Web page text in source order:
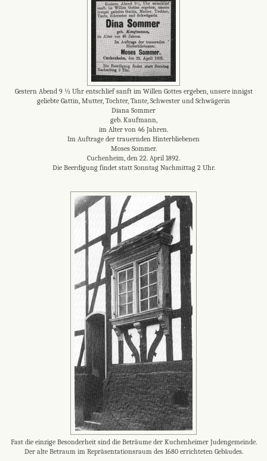
Gestern Abend 9 ½ Uhr entschlief sanft im Willen Gottes ergeben, unsere innigst
geliebte Gattin, Mutter, Tochter, Tante, Schwester und Schwägerin
Diana Sommer
geb. Kaufmann,
im Alter von 46 Jahren.
Im Auftrage der trauernden Hinterbliebenen
Moses Sommer.
Cuchenheim, den 22. April 1892.
Die Beerdigung findet statt Sonntag Nachmittag 2 Uhr.
Fast die einzige Besonderheit sind die Beträume der Kuchenheimer Judengemeinde.
Der alte Betraum im Repräsentationsraum des 1680 errichteten Gebäudes.